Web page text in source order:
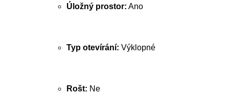
Úložný prostor: Ano
Typ otevírání: Výklopné
Rošt: Ne